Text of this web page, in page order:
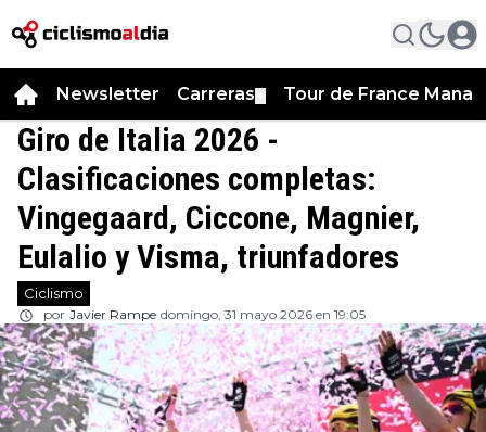
Newsletter Carreras Tour de France
Giro de Italia 2026 -
Clasificaciones completas:
Vingegaard, Ciccone, Magnier,
Eulalio y Visma, triunfadores
Ciclismo
por Javier Rampe domingo, 31 mayo 2026 en 19:05